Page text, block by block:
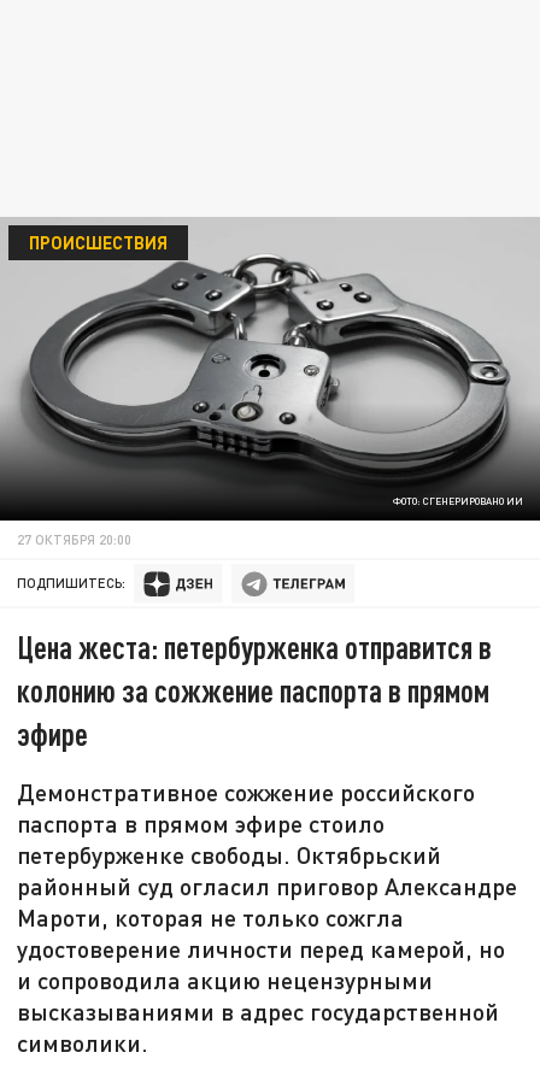
ФОТО: СГЕНЕРИРОВАНО ИИ
ПРОИСШЕСТВИЯ
27 ОКТЯБРЯ 20:00
ПОДПИШИТЕСЬ:
Цена жеста: петербурженка отправится в
колонию за сожжение паспорта в прямом
эфире
Демонстративное сожжение российского
паспорта в прямом эфире стоило
петербурженке свободы. Октябрьский
районный суд огласил приговор Александре
Мароти, которая не только сожгла
удостоверение личности перед камерой, но
и сопроводила акцию нецензурными
высказываниями в адрес государственной
символики.